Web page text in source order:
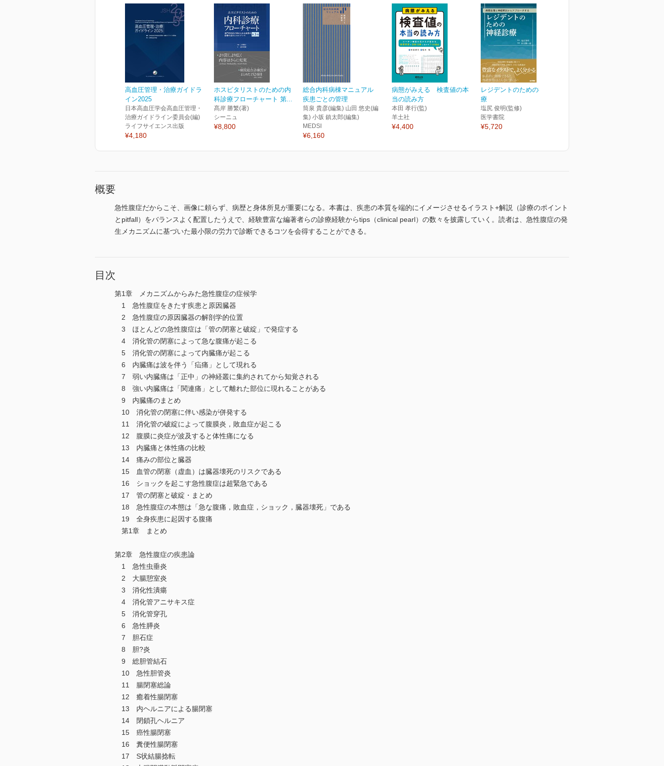
高血圧管理・治療ガイドラ
イン2025
日本高血圧学会高血圧管理・
治療ガイドライン委員会(編)
ライフサイエンス出版
¥4,180
ホスピタリストのための内
科診療フローチャート 第...
髙岸 勝繁(著)
シーニュ
¥8,800
総合内科病棟マニュアル
疾患ごとの管理
筒泉 貴彦(編集) 山田 悠史(編
集) 小坂 鎮太郎(編集)
MEDSI
¥6,160
病態がみえる 検査値の本
当の読み方
本田 孝行(監)
羊土社
¥4,400
レジデントのための神経診
療
塩尻 俊明(監修)
医学書院
¥5,720
概要
急性腹症だからこそ、画像に頼らず、病歴と身体所見が重要になる。本書は、疾患の本質を端的にイメージさせるイラスト+解説（診療のポイント
とpitfall）をバランスよく配置したうえで、経験豊富な編著者らの診療経験からtips（clinical pearl）の数々を披露していく。読者は、急性腹症の発
生メカニズムに基づいた最小限の労力で診断できるコツを会得することができる。
目次
第1章 メカニズムからみた急性腹症の症候学
1 急性腹症をきたす疾患と原因臓器
2 急性腹症の原因臓器の解剖学的位置
3 ほとんどの急性腹症は「管の閉塞と破綻」で発症する
4 消化管の閉塞によって急な腹痛が起こる
5 消化管の閉塞によって内臓痛が起こる
6 内臓痛は波を伴う「疝痛」として現れる
7 弱い内臓痛は「正中」の神経叢に集約されてから知覚される
8 強い内臓痛は「関連痛」として離れた部位に現れることがある
9 内臓痛のまとめ
10 消化管の閉塞に伴い感染が併発する
11 消化管の破綻によって腹膜炎，敗血症が起こる
12 腹膜に炎症が波及すると体性痛になる
13 内臓痛と体性痛の比較
14 痛みの部位と臓器
15 血管の閉塞（虚血）は臓器壊死のリスクである
16 ショックを起こす急性腹症は超緊急である
17 管の閉塞と破綻・まとめ
18 急性腹症の本態は「急な腹痛，敗血症，ショック，臓器壊死」である
19 全身疾患に起因する腹痛
第1章 まとめ
第2章 急性腹症の疾患論
1 急性虫垂炎
2 大腸憩室炎
3 消化性潰瘍
4 消化管アニサキス症
5 消化管穿孔
6 急性膵炎
7 胆石症
8 胆?炎
9 総胆管結石
10 急性胆管炎
11 腸閉塞総論
12 癒着性腸閉塞
13 内ヘルニアによる腸閉塞
14 閉鎖孔ヘルニア
15 癌性腸閉塞
16 糞便性腸閉塞
17 S状結腸捻転